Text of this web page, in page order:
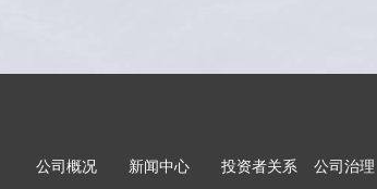
公司概况
新闻中心
投资者关系
公司治理